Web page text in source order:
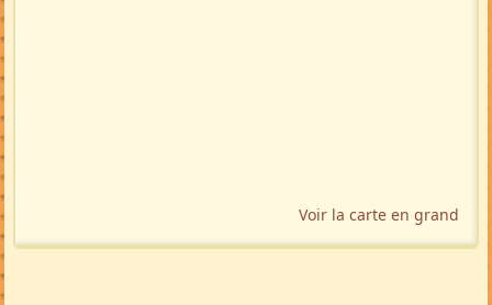
Voir la carte en grand